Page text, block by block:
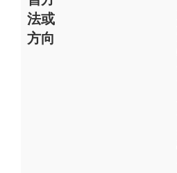
法或
方向